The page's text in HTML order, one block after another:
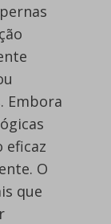
Embora
eficaz
O
que